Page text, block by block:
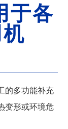
于各
的多功能补充
变形或环境危